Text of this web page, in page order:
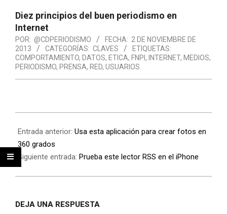
Diez principios del buen periodismo en
Internet
POR: @CDPERIODISMO FECHA: 2 DE NOVIEMBRE DE
2013
CATEGORÍAS: CLAVES
ETIQUETAS:
COMPORTAMIENTO, DATOS, ETICA, FNPI , INTERNET, MEDIOS,
PERIODISMO, PRENSA, RED, USUARIOS
Entrada anterior: Usa esta aplicación para crear fotos en
360 grados
Siguiente entrada: Prueba este lector RSS en el iPhone
DEJA UNA RESPUESTA